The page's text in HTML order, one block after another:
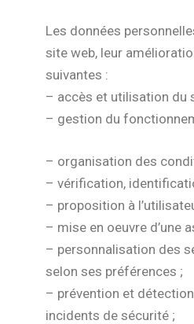
Les données
site web, leur
suivantes :
– accès et utilisation du
– gestion du
– organisation des
– vérification,
– proposition à
– mise en oeuvre d’une
– personnalisation des
selon ses préférences ;
– prévention et
incidents de sécurité ;